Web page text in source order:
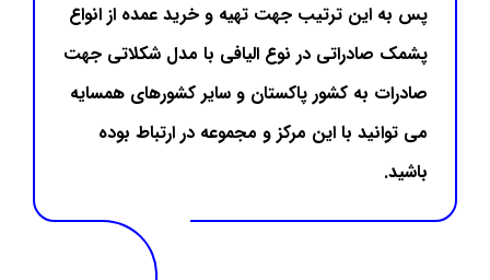
پس به این ترتیب جهت تهیه و خرید عمده از انواع
پشمک صادراتی در نوع الیافی با مدل شکلاتی جهت
صادرات به کشور پاکستان و سایر کشورهای همسایه
می توانید با این مرکز و مجموعه در ارتباط بوده
باشید.